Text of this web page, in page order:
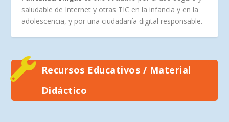
saludable de Internet y otras TIC en la infancia y en la
adolescencia, y por una ciudadanía digital responsable.
Recursos Educativos / Material
Didáctico